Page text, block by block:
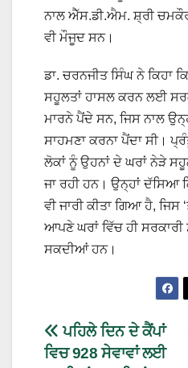
ਨਾਲ ਐੱਸ.ਡੀ.ਐਮ. ਸ਼੍ਰੀ
ਵੀ ਮੌਜੂਦ ਸਨ।
ਡਾ. ਚਰਨਜੀਤ ਸਿੰਘ ਨੇ ਕਿਹਾ
ਸਹੂਲਤਾਂ ਹਾਸਲ ਕਰਨ ਲਈ
ਮਾਰਨੇ ਪੈਂਦੇ ਸਨ, ਜਿਸ ਨਾਲ
ਸਾਹਮਣਾ ਕਰਨਾ ਪੈਂਦਾ ਸੀ।
ਲੋਕਾਂ ਨੂੰ ਉਹਨਾਂ ਦੇ ਘਰਾਂ ਨੇੜੇ
ਜਾ ਰਹੀ ਹਨ। ਉਨ੍ਹਾਂ ਦੱਸਿਆ
ਵੀ ਜਾਰੀ ਕੀਤਾ ਗਿਆ ਹੈ,
ਆਪਣੇ ਘਰਾਂ ਵਿੱਚ ਹੀ
ਸਕਦੀਆਂ ਹਨ।
ਪਹਿਲੇ ਦਿਨ ਦੇ ਕੈਂਪਾਂ
ਵਿਚ 928 ਸੇਵਾਵਾਂ ਲਈ